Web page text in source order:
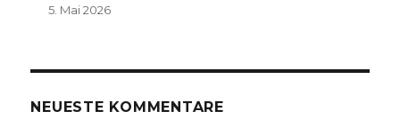
5. Mai 2026
NEUESTE KOMMENTARE